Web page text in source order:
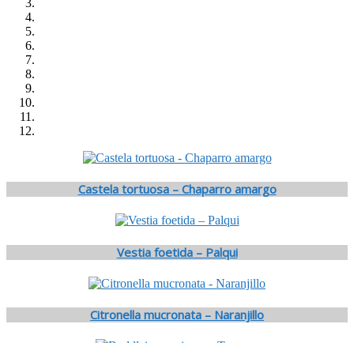
Castela tortuosa – Chaparro amargo
Vestia foetida – Palqui
Citronella mucronata – Naranjillo